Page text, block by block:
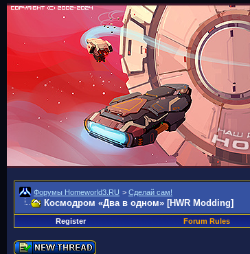
Форумы Homeworld3.RU > Сделай сам!
Космодром «Два в одном» [HWR Modding]
Register
Forum Rules